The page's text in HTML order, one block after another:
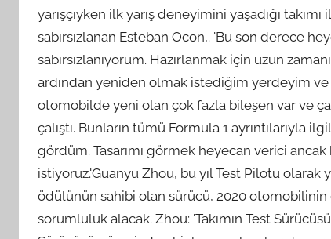
yarışçıyken ilk yarış deneyimini yaşadığı
sabırsızlanan Esteban Ocon,. 'Bu son derece
sabırsızlanıyorum. Hazırlanmak için uzun
ardından yeniden olmak istediğim yerdeyim ve
otomobilde yeni olan çok fazla bileşen var ve
çalıştı. Bunların tümü Formula 1 ayrıntılarıyla
gördüm. Tasarımı görmek heyecan verici
istiyoruz.'Guanyu Zhou, bu yıl Test Pilotu olarak
ödülünün sahibi olan sürücü, 2020
sorumluluk alacak. Zhou: 'Takımın Test